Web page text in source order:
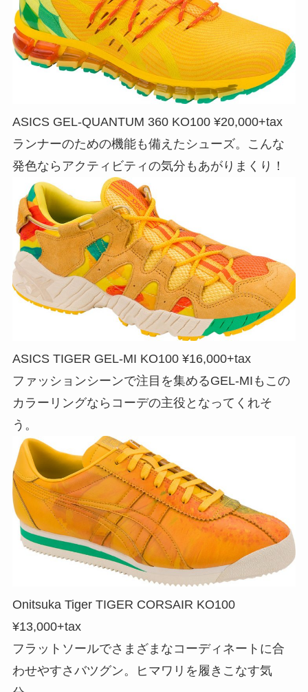
ASICS GEL-QUANTUM 360 KO100 ¥20,000+tax
ランナーのための機能も備えたシューズ。こんな
発色ならアクティビティの気分もあがりまくり！
ASICS TIGER GEL-MI KO100 ¥16,000+tax
ファッションシーンで注目を集めるGEL-MIもこの
カラーリングならコーデの主役となってくれそ
う。
Onitsuka Tiger TIGER CORSAIR KO100
¥13,000+tax
フラットソールでさまざまなコーディネートに合
わせやすさバツグン。ヒマワリを履きこなす気